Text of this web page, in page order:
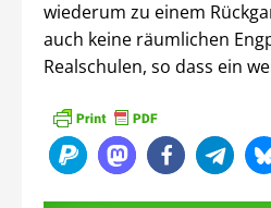
wiederum zu einem
auch keine räumlichen
Realschulen, so dass ein